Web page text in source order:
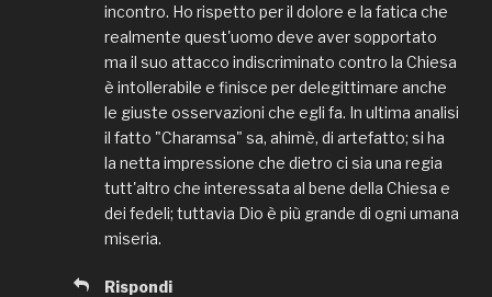
incontro. Ho rispetto per il dolore e la fatica che
realmente quest'uomo deve aver sopportato
ma il suo attacco indiscriminato contro la Chiesa
è intollerabile e finisce per delegittimare anche
le giuste osservazioni che egli fa. In ultima analisi
il fatto "Charamsa" sa, ahimè, di artefatto; si ha
la netta impressione che dietro ci sia una regia
tutt'altro che interessata al bene della Chiesa e
dei fedeli; tuttavia Dio è più grande di ogni umana
miseria.
Rispondi